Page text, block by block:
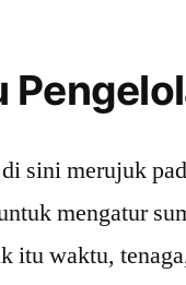
di sini merujuk
mengatur
itu waktu,